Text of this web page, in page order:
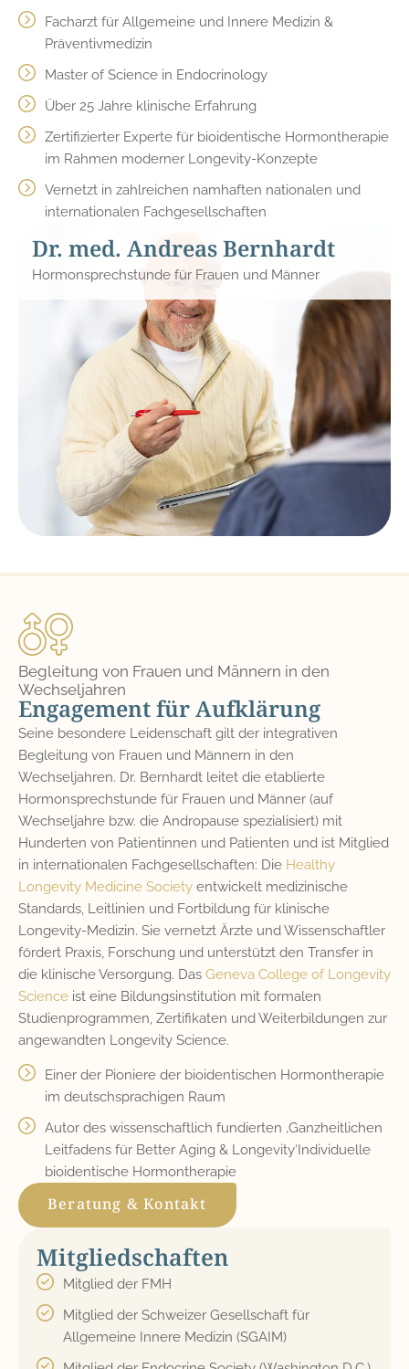
Dr. med. Andreas Bernhardt
Hormonsprechstunde für Frauen und Männer
Facharzt für Allgemeine und Innere Medizin &
Präventivmedizin
Master of Science in Endocrinology
Über 25 Jahre klinische Erfahrung
Zertifizierter Experte für bioidentische Hormontherapie
im Rahmen moderner Longevity-Konzepte
Vernetzt in zahlreichen namhaften nationalen und
internationalen Fachgesellschaften
Mitgliedschaften
Mitglied der FMH
Mitglied der Schweizer Gesellschaft für
Allgemeine Innere Medizin (SGAIM)
Begleitung von Frauen und Männern in den
Wechseljahren
Engagement für Aufklärung
Seine besondere Leidenschaft gilt der integrativen
Begleitung von Frauen und Männern in den
Wechseljahren. Dr. Bernhardt leitet die etablierte
Hormonsprechstunde für Frauen und Männer (auf
Wechseljahre bzw. die Andropause spezialisiert) mit
Hunderten von Patientinnen und Patienten und ist Mitglied
in internationalen Fachgesellschaften: Die Healthy
Longevity Medicine Society entwickelt medizinische
Standards, Leitlinien und Fortbildung für klinische
Longevity-Medizin. Sie vernetzt Ärzte und Wissenschaftler
fördert Praxis, Forschung und unterstützt den Transfer in
die klinische Versorgung. Das Geneva College of Longevity
Science ist eine Bildungsinstitution mit formalen
Studienprogrammen, Zertifikaten und Weiterbildungen zur
angewandten Longevity Science.
Einer der Pioniere der bioidentischen Hormontherapie
im deutschsprachigen Raum
Autor des wissenschaftlich fundierten ‚Ganzheitlichen
Leitfadens für Better Aging & Longevity‘Individuelle
bioidentische Hormontherapie
Beratung & Kontakt